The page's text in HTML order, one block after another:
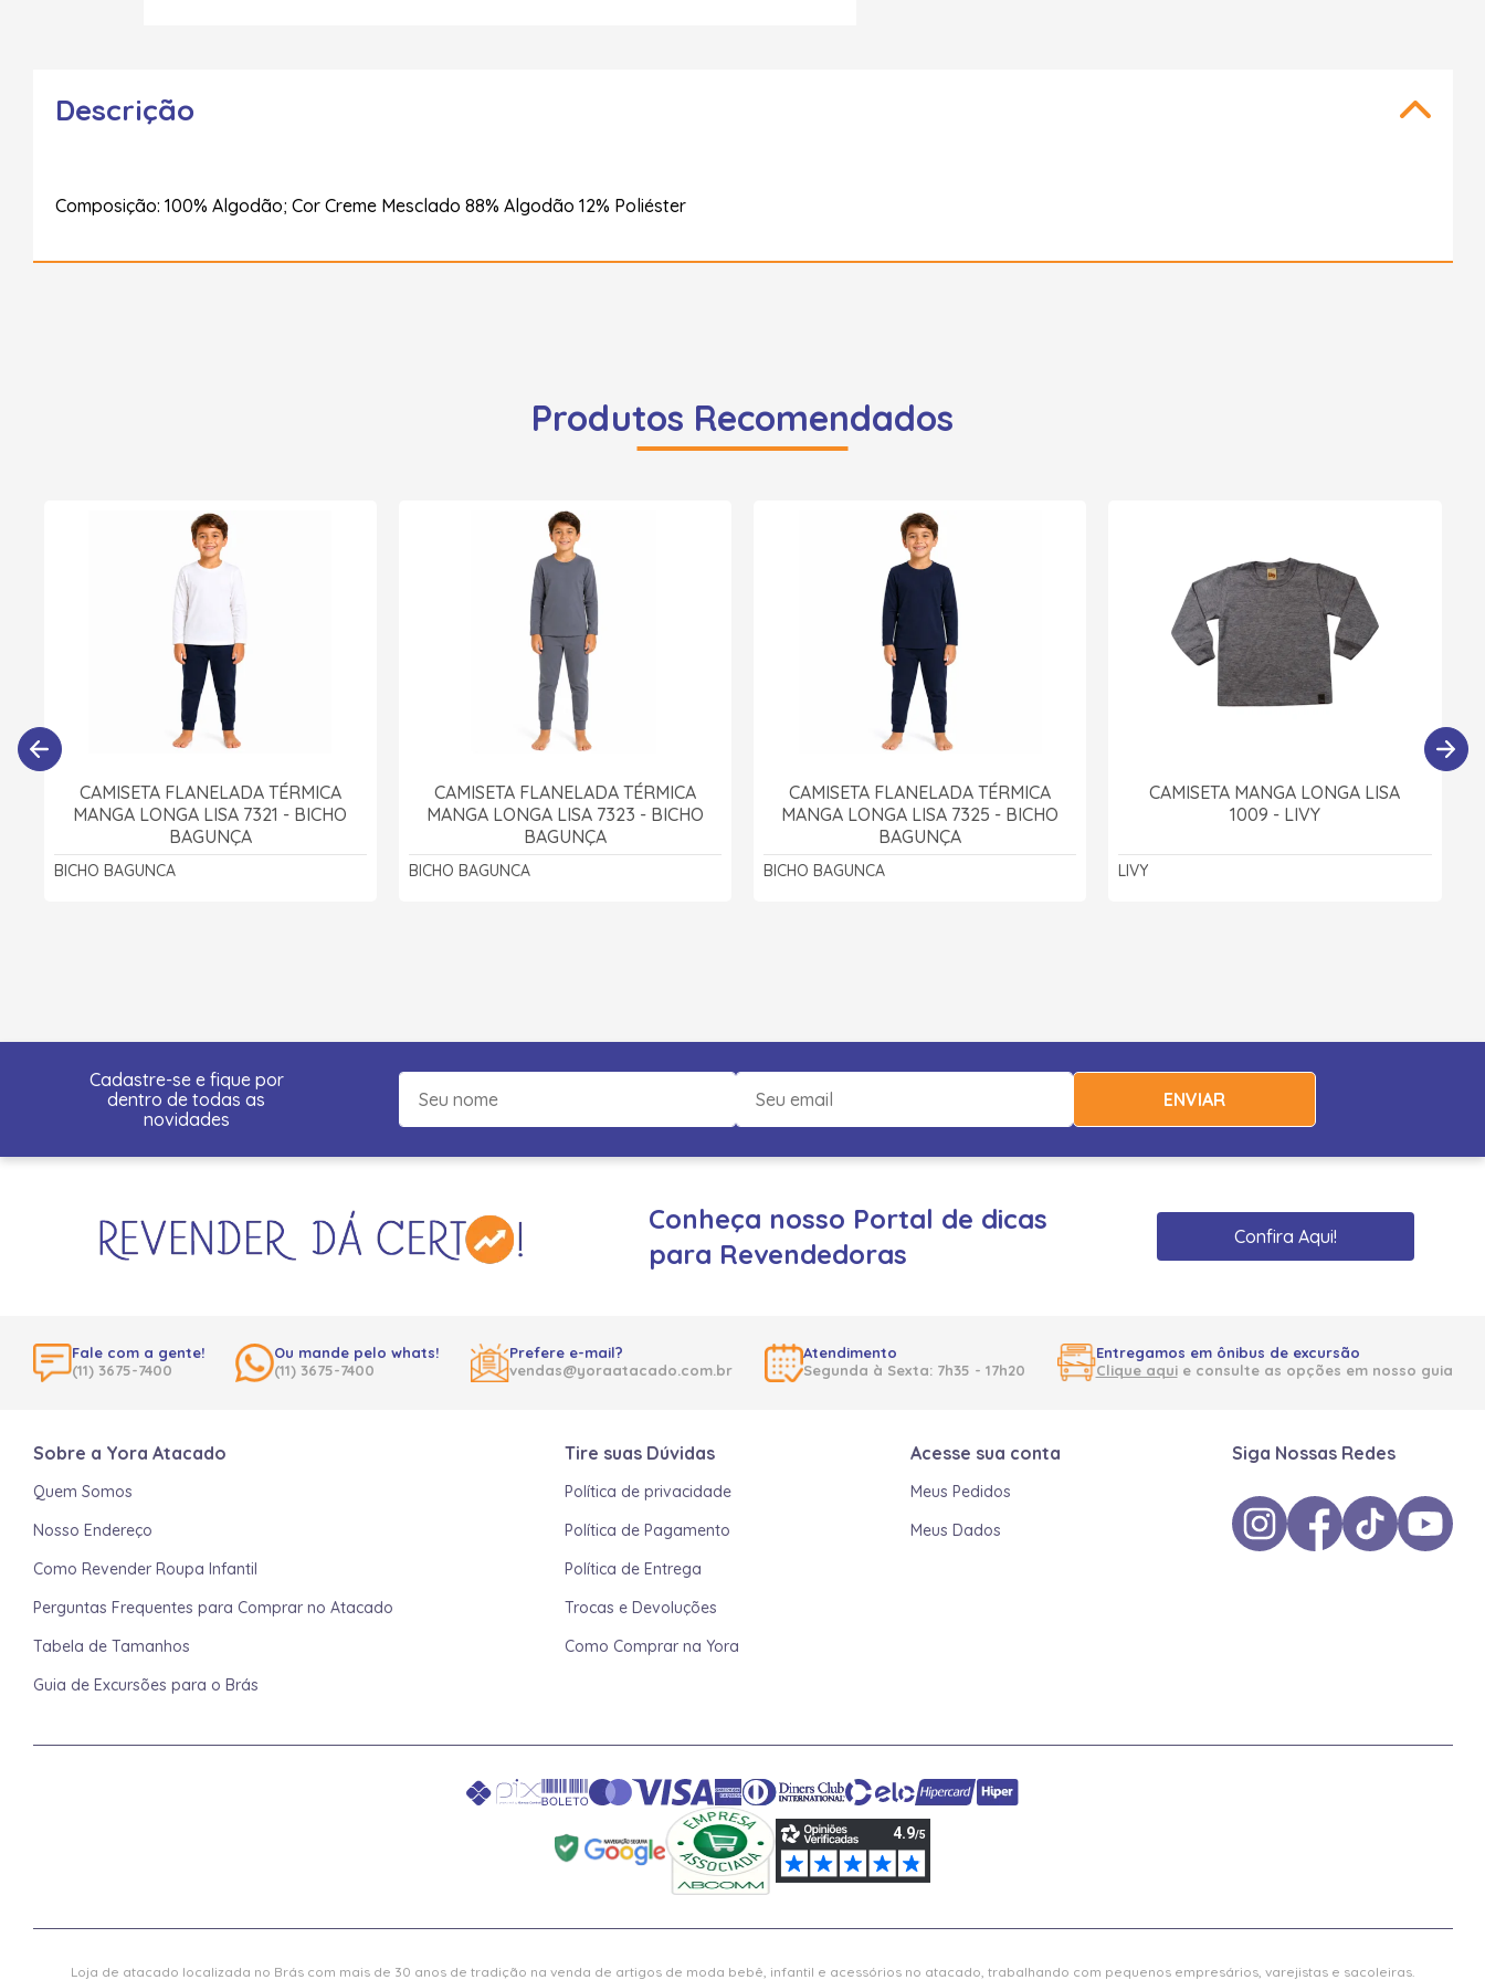
Descrição
Composição: 100% Algodão; Cor Creme Mesclado 88% Algodão 12% Poliéster
Produtos Recomendados
CAMISETA FLANELADA TÉRMICA
MANGA LONGA LISA 7321 - BICHO
BAGUNÇA
BICHO BAGUNCA
CAMISETA FLANELADA TÉRMICA
MANGA LONGA LISA 7323 - BICHO
BAGUNÇA
BICHO BAGUNCA
CAMISETA FLANELADA TÉRMICA
MANGA LONGA LISA 7325 - BICHO
BAGUNÇA
BICHO BAGUNCA
CAMISETA MANGA LONGA LISA
1009 - LIVY
LIVY
Cadastre-se e fique por
dentro de todas as
novidades
ENVIAR
Conheça nosso Portal de dicas
para Revendedoras
Confira Aqui!
Fale com a gente!
(11) 3675-7400
Ou mande pelo whats!
(11) 3675-7400
Prefere e-mail?
vendas@yoraatacado.com.br
Atendimento
Segunda à Sexta: 7h35 - 17h20
Entregamos em ônibus de excursão
Clique aquie consulte as opções em nosso guia
Sobre a Yora Atacado
Quem Somos
Nosso Endereço
Como Revender Roupa Infantil
Perguntas Frequentes para Comprar no Atacado
Tabela de Tamanhos
Guia de Excursões para o Brás
Tire suas Dúvidas
Política de privacidade
Política de Pagamento
Política de Entrega
Trocas e Devoluções
Como Comprar na Yora
Acesse sua conta
Meus Pedidos
Meus Dados
Siga Nossas Redes
Loja de atacado localizada no Brás com mais de 30 anos de tradição na venda de artigos de moda bebê, infantil e acessórios no atacado, trabalhando com pequenos empresários, varejistas e sacoleiras.